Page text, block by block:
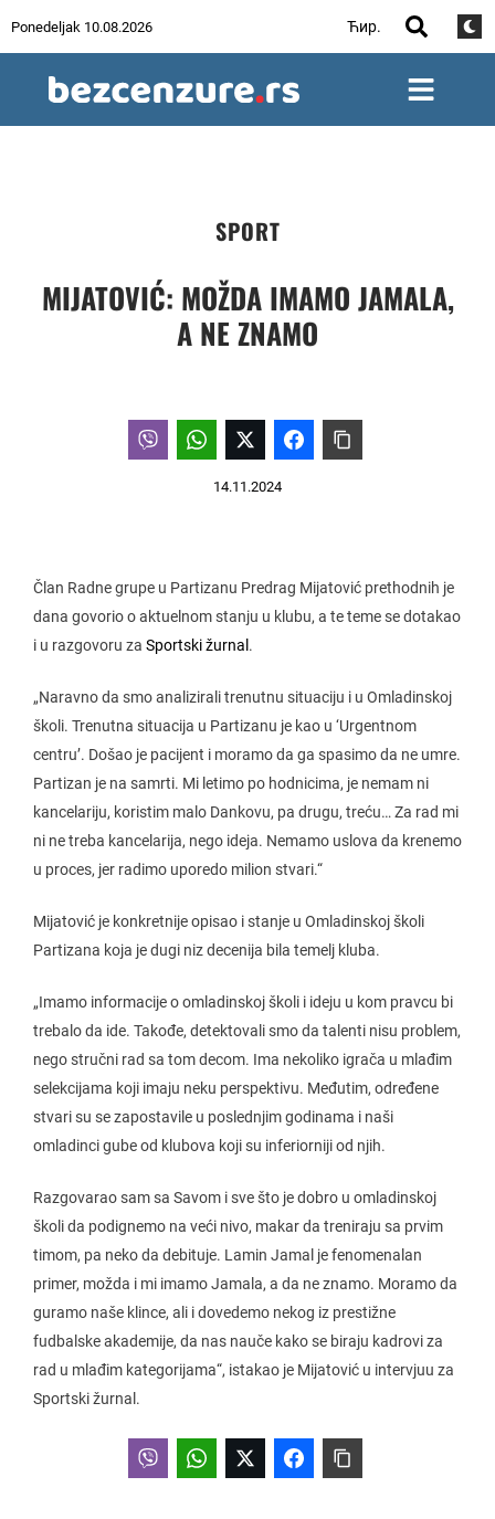
Ponedeljak 10.08.2026 Ћир.
SPORT
MIJATOVIĆ: MOŽDA IMAMO JAMALA,
A NE ZNAMO
14.11.2024
Član Radne grupe u Partizanu Predrag Mijatović prethodnih je
dana govorio o aktuelnom stanju u klubu, a te teme se dotakao
i u razgovoru za Sportski žurnal .
„Naravno da smo analizirali trenutnu situaciju i u Omladinskoj
školi. Trenutna situacija u Partizanu je kao u ‘Urgentnom
centru’. Došao je pacijent i moramo da ga spasimo da ne umre.
Partizan je na samrti. Mi letimo po hodnicima, je nemam ni
kancelariju, koristim malo Dankovu, pa drugu, treću… Za rad mi
ni ne treba kancelarija, nego ideja. Nemamo uslova da krenemo
u proces, jer radimo uporedo milion stvari.“
Mijatović je konkretnije opisao i stanje u Omladinskoj školi
Partizana koja je dugi niz decenija bila temelj kluba.
„Imamo informacije o omladinskoj školi i ideju u kom pravcu bi
trebalo da ide. Takođe, detektovali smo da talenti nisu problem,
nego stručni rad sa tom decom. Ima nekoliko igrača u mlađim
selekcijama koji imaju neku perspektivu. Međutim, određene
stvari su se zapostavile u poslednjim godinama i naši
omladinci gube od klubova koji su inferiorniji od njih.
Razgovarao sam sa Savom i sve što je dobro u omladinskoj
školi da podignemo na veći nivo, makar da treniraju sa prvim
timom, pa neko da debituje. Lamin Jamal je fenomenalan
primer, možda i mi imamo Jamala, a da ne znamo. Moramo da
guramo naše klince, ali i dovedemo nekog iz prestižne
fudbalske akademije, da nas nauče kako se biraju kadrovi za
rad u mlađim kategorijama“, istakao je Mijatović u intervjuu za
Sportski žurnal.